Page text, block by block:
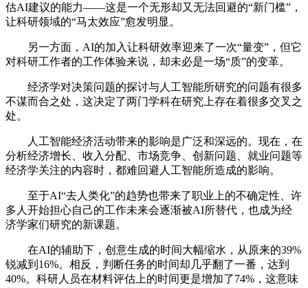
估AI建议的能力——这是一个无形却又无法回避的“新门槛”，
让科研领域的“马太效应”愈发明显。
另一方面，AI的加入让科研效率迎来了一次“量变”，但它
对科研工作者的工作体验来说，却未必是一场“质”的变革。
经济学对决策问题的探讨与人工智能所研究的问题有很多
不谋而合之处，这决定了两门学科在研究上存在着很多交叉之
处。
人工智能经济活动带来的影响是广泛和深远的。现在，在
分析经济增长、收入分配、市场竞争、创新问题、就业问题等
经济学关注的内容时，都难回避人工智能所造成的影响。
至于AI“去人类化”的趋势也带来了职业上的不确定性、许
多人开始担心自己的工作未来会逐渐被AI所替代，也成为经
济学家们研究的新课题。
在AI的辅助下，创意生成的时间大幅缩水，从原来的39%
锐减到16%。相反，判断任务的时间却几乎翻了一番，达到
40%。科研人员在材料评估上的时间更是增加了74%，这意味